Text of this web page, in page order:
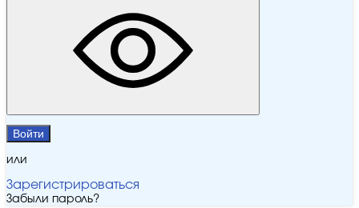
Войти
или
Зарегистрироваться
Забыли пароль?